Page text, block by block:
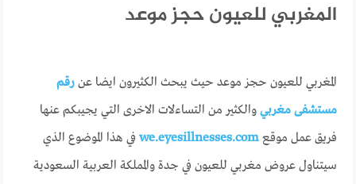
المغربي للعيون حجز موعد
المغربي للعيون حجز موعد حيث يبحث الكثيرون ايضا عنرقم
مستشفى مغربي والكثير من التساءلات الاخرى التي يجيبكم عنها
فريق عمل موقعwe.eyesillnesses.com في هذا الموضوع الذي
سيتناول عروض مغربي للعيون في جدة والمملكة العربية السعودية